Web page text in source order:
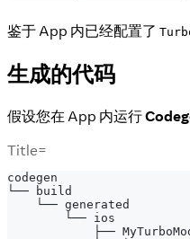
鉴于 App 内已经配置了
生成的代码
假设您在 App 内运行
Title=
codegen
└── build
    └── generated
        └── ios
├──